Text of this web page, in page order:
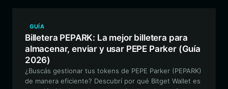
GUÍA
Billetera PEPARK: La mejor billetera para
almacenar, enviar y usar PEPE Parker (Guía
2026)
¿Buscás gestionar tus tokens de PEPE Parker (PEPARK)
de manera eficiente? Descubrí por qué Bitget Wallet es